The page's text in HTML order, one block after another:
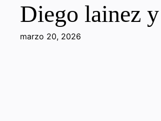
Diego lainez
marzo 20, 2026